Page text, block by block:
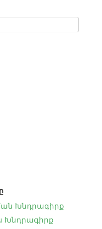
Խնդրագիրք
Խնդրագիրք